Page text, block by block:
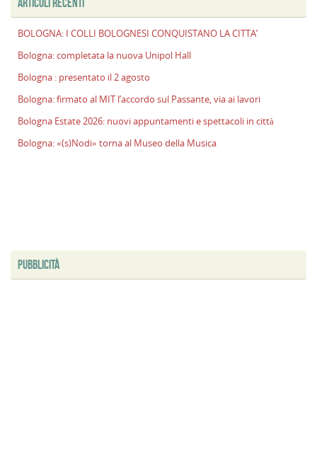
BOLOGNA: I COLLI BOLOGNESI CONQUISTANO LA CITTA’
Bologna: completata la nuova Unipol Hall
Bologna : presentato il 2 agosto
Bologna: firmato al MIT l’accordo sul Passante, via ai lavori
Bologna Estate 2026: nuovi appuntamenti e spettacoli in città
Bologna: «(s)Nodi» torna al Museo della Musica
PUBBLICITÀ